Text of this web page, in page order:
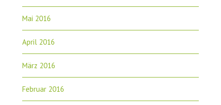
Mai 2016
April 2016
März 2016
Februar 2016